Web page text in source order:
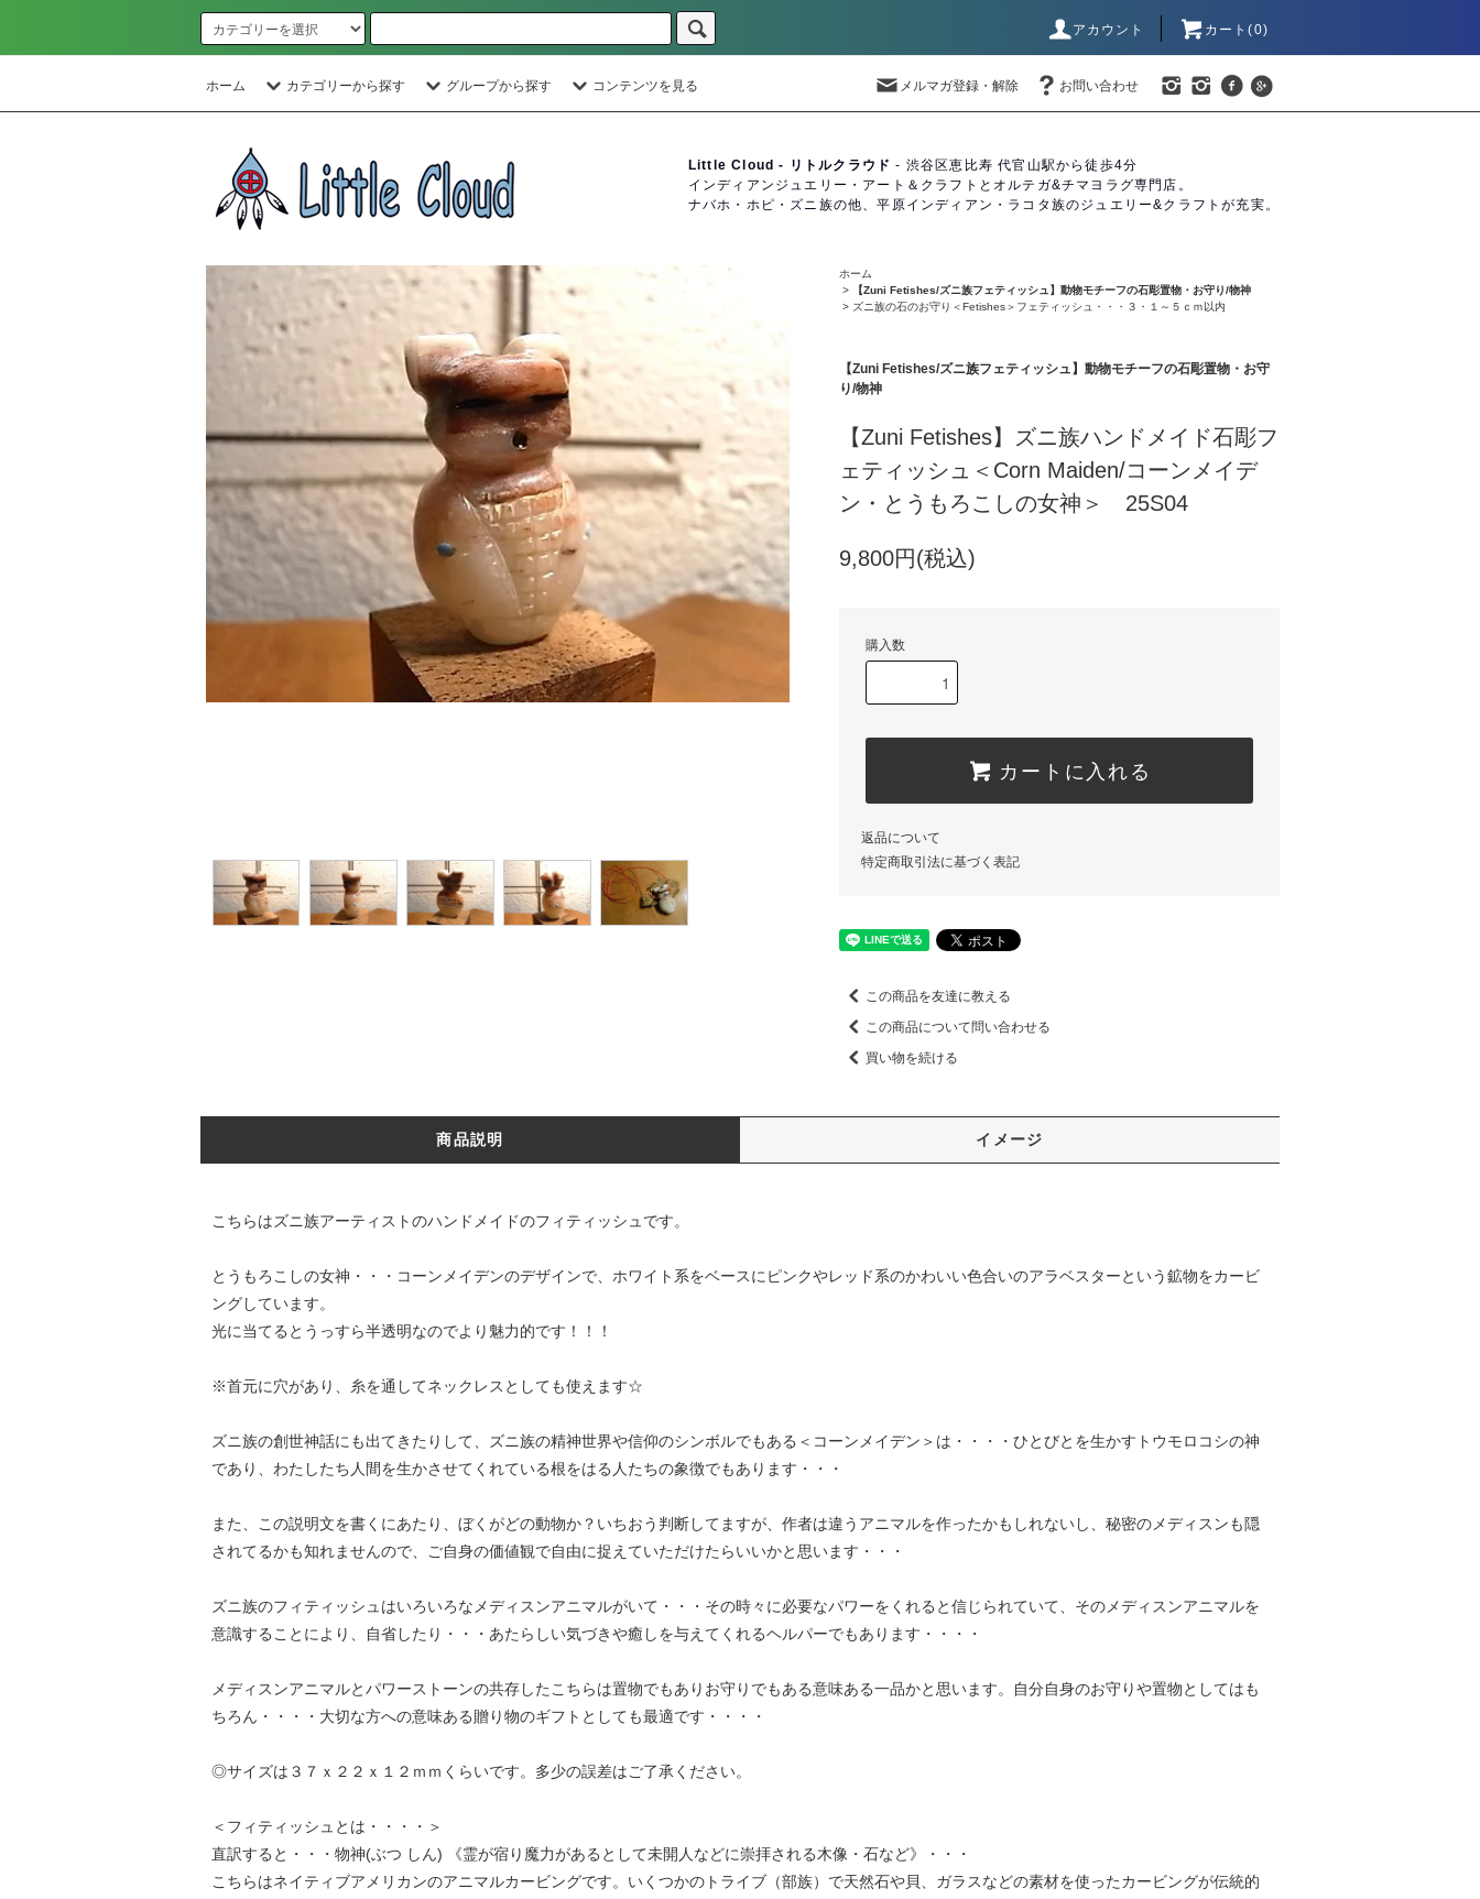
アカウント カート(0)
ホーム カテゴリーから探す グループから探す コンテンツを見る メルマガ登録・解除 お問い合わせ
Little Cloud - リトルクラウド - 渋谷区恵比寿 代官山駅から徒歩4分
インディアンジュエリー・アート＆クラフトとオルテガ&チマヨラグ専門店。
ナバホ・ホピ・ズニ族の他、平原インディアン・ラコタ族のジュエリー&クラフトが充実。
ホーム
>
【Zuni Fetishes/ズニ族フェティッシュ】動物モチーフの石彫置物・お守り/物神
> ズニ族の石のお守り＜Fetishes＞フェティッシュ・・・３・１～５ｃｍ以内
【Zuni Fetishes/ズニ族フェティッシュ】動物モチーフの石彫置物・お守
り/物神
【Zuni Fetishes】ズニ族ハンドメイド石彫フ
ェティッシュ＜Corn Maiden/コーンメイデ
ン・とうもろこしの女神＞ 25S04
9,800円(税込)
購入数
カートに入れる
返品について
特定商取引法に基づく表記
この商品を友達に教える
この商品について問い合わせる
買い物を続ける
商品説明 イメージ
こちらはズニ族アーティストのハンドメイドのフィティッシュです。
とうもろこしの女神・・・コーンメイデンのデザインで、ホワイト系をベースにピンクやレッド系のかわいい色合いのアラベスターという鉱物をカービ
ングしています。
光に当てるとうっすら半透明なのでより魅力的です！！！
※首元に穴があり、糸を通してネックレスとしても使えます☆
ズニ族の創世神話にも出てきたりして、ズニ族の精神世界や信仰のシンボルでもある＜コーンメイデン＞は・・・・ひとびとを生かすトウモロコシの神
であり、わたしたち人間を生かさせてくれている根をはる人たちの象徴でもあります・・・
また、この説明文を書くにあたり、ぼくがどの動物か？いちおう判断してますが、作者は違うアニマルを作ったかもしれないし、秘密のメディスンも隠
されてるかも知れませんので、ご自身の価値観で自由に捉えていただけたらいいかと思います・・・
ズニ族のフィティッシュはいろいろなメディスンアニマルがいて・・・その時々に必要なパワーをくれると信じられていて、そのメディスンアニマルを
意識することにより、自省したり・・・あたらしい気づきや癒しを与えてくれるヘルパーでもあります・・・・
メディスンアニマルとパワーストーンの共存したこちらは置物でもありお守りでもある意味ある一品かと思います。自分自身のお守りや置物としてはも
ちろん・・・・大切な方への意味ある贈り物のギフトとしても最適です・・・・
◎サイズは３７ｘ２２ｘ１２ｍｍくらいです。多少の誤差はご了承ください。
＜フィティッシュとは・・・・＞
直訳すると・・・物神(ぶつ しん) 《霊が宿り魔力があるとして未開人などに崇拝される木像・石など》・・・
こちらはネイティブアメリカンのアニマルカービングです。いくつかのトライブ（部族）で天然石や貝、ガラスなどの素材を使ったカービングが伝統的